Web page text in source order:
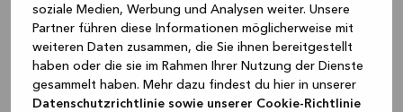
soziale Medien, Werbung und Analysen weiter. Unsere
Partner führen diese Informationen möglicherweise mit
weiteren Daten zusammen, die Sie ihnen bereitgestellt
haben oder die sie im Rahmen Ihrer Nutzung der Dienste
gesammelt haben. Mehr dazu findest du hier in unserer
Datenschutzrichtlinie sowie unserer Cookie-Richtlinie